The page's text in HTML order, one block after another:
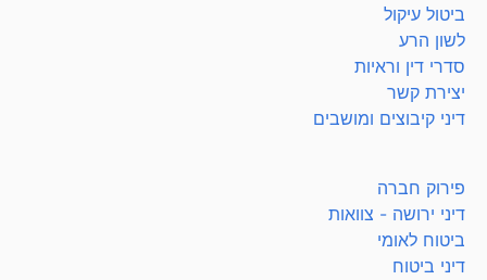
ביטול עיקול
לשון הרע
סדרי דין וראיות
יצירת קשר
דיני קיבוצים ומושבים
פירוק חברה
דיני ירושה - צוואות
ביטוח לאומי
דיני ביטוח